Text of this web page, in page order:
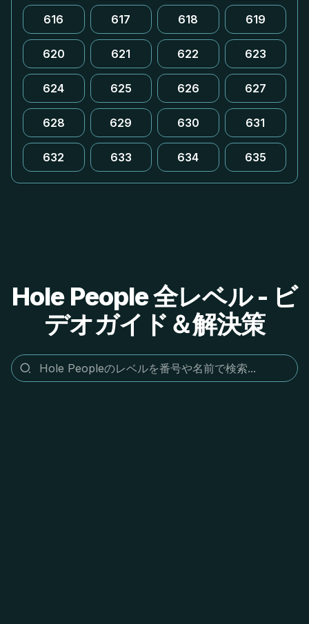
616 617 618 619
620 621 622 623
624 625 626 627
628 629 630 631
632 633 634 635
Hole People 全レベル - ビ
デオガイド＆解決策